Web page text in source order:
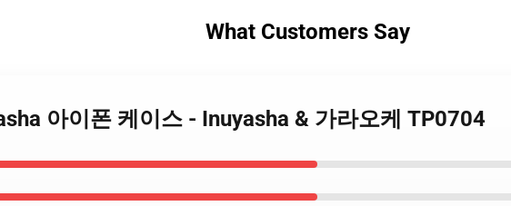
What Customers Say
아이폰 케이스 - Inuyasha & 가라오케 TP0704